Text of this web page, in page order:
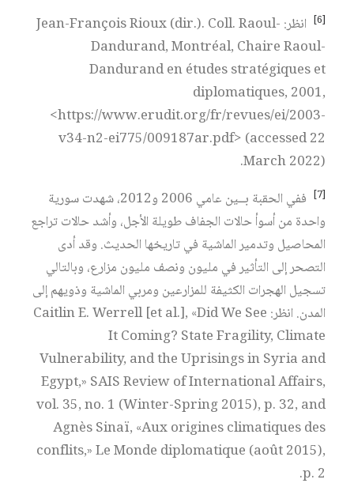
[6]
انظر: Jean-François Rioux (dir.). Coll. Raoul-
Dandurand, Montréal, Chaire Raoul-
Dandurand en études stratégiques et
diplomatiques, 2001,
<https://www.erudit.org/fr/revues/ei/2003-
v34-n2-ei775/009187ar.pdf> (accessed 22
March 2022).
[7]
ففي الحقبة بــين عامي 2006 و2012، شهدت سورية
واحدة من أسوأ حالات الجفاف طويلة الأجل، وأشد حالات تراجع
المحاصيل وتدمير الماشية في تاريخها الحديث. وقد أدى
التصحر إلى التأثير في مليون ونصف مليون مزارع، وبالتالي
تسجيل الهجرات الكثيفة للمزارعين ومربي الماشية وذويهم إلى
المدن. انظر: Caitlin E. Werrell [et al.], «Did We See
It Coming? State Fragility, Climate
Vulnerability, and the Uprisings in Syria and
Egypt,» SAIS Review of International Affairs,
vol. 35, no. 1 (Winter-Spring 2015), p. 32, and
Agnès Sinaï, «Aux origines climatiques des
conflits,» Le Monde diplomatique (août 2015),
p. 2.